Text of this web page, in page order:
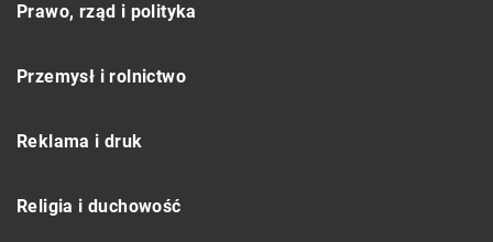
Prawo, rząd i polityka
Przemysł i rolnictwo
Reklama i druk
Religia i duchowość